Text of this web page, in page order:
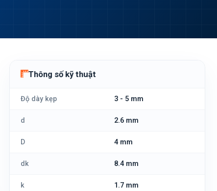
Thông số kỹ thuật
Độ dày kẹp 3 - 5 mm
d 2.6 mm
D 4 mm
dk 8.4 mm
k 1.7 mm